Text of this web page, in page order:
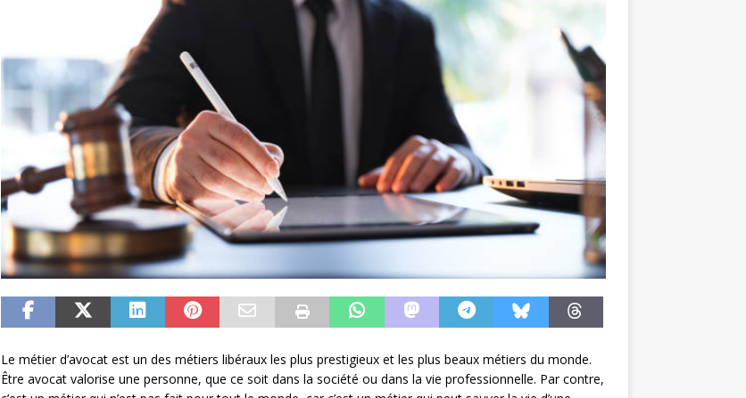
Le métier d’avocat est un des métiers libéraux les plus prestigieux et les plus beaux métiers du monde.
Être avocat valorise une personne, que ce soit dans la société ou dans la vie professionnelle. Par contre,